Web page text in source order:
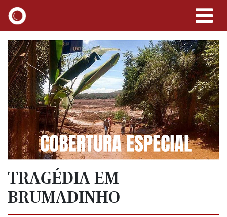
TRAGÉDIA EM
BRUMADINHO